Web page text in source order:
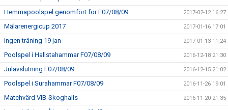
Hemmapoolspel genomfört för F07/08/09 2017-02-12 16:27
Mälarenergicup 2017 2017-01-16 17:01
Ingen träning 19 jan 2017-01-13 11:24
Poolspel i Hallstahammar F07/08/09 2016-12-18 21:30
Julavslutning F07/08/09 2016-12-15 21:02
Poolspel i Surahammar F07/08/09 2016-11-26 19:01
Matchvärd VIB-Skoghalls 2016-11-20 21:35